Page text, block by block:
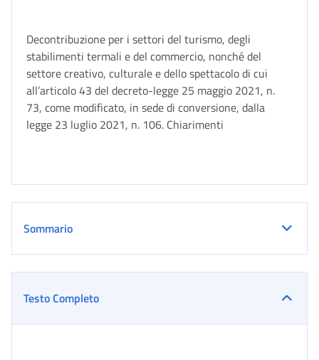
Decontribuzione per i settori del turismo, degli
stabilimenti termali e del commercio, nonché del
settore creativo, culturale e dello spettacolo di cui
all’articolo 43 del decreto-legge 25 maggio 2021, n.
73, come modificato, in sede di conversione, dalla
legge 23 luglio 2021, n. 106. Chiarimenti
Sommario
Testo Completo